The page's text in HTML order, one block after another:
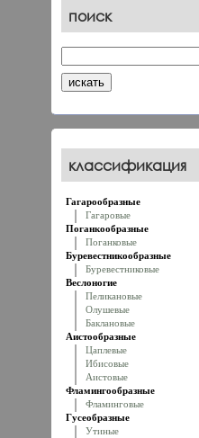
поиск
классификация
Гагарообразные
Гагаровые
Поганкообразные
Поганковые
Буревестникообразные
Буревестниковые
Веслоногие
Пеликановые
Олушевые
Баклановые
Аистообразные
Цаплевые
Ибисовые
Аистовые
Фламингообразные
Фламинговые
Гусеобразные
Утиные